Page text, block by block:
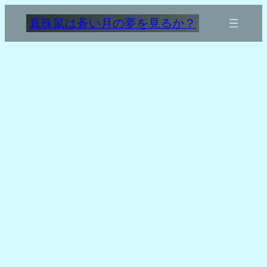
を
真珠鼠は蒼い月の夢を見るか？